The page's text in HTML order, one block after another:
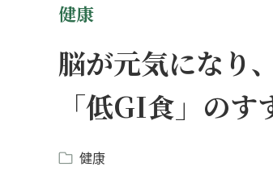
健康
脳が元気になり
「低GI食」のす
健康